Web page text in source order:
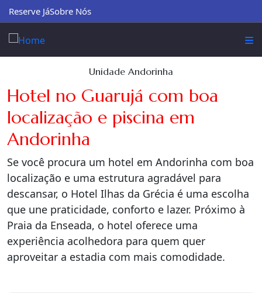
Reserve JáSobre Nós
Unidade Andorinha
Hotel no Guarujá com boa
localização e piscina em
Andorinha
Se você procura um hotel em Andorinha com boa
localização e uma estrutura agradável para
descansar, o Hotel Ilhas da Grécia é uma escolha
que une praticidade, conforto e lazer. Próximo à
Praia da Enseada, o hotel oferece uma
experiência acolhedora para quem quer
aproveitar a estadia com mais comodidade.